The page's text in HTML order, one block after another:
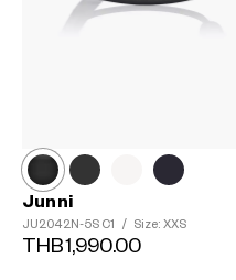
Junni
JU2042N-5S C1 / Size: XXS
THB1,990.00